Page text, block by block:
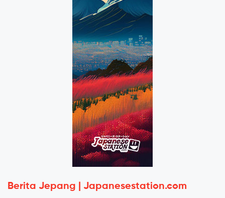
Berita Jepang | Japanesestation.com